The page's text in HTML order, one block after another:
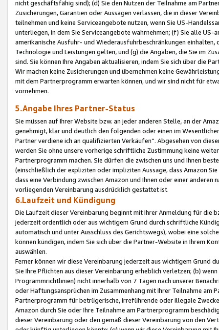
nicht geschäftsfähig sind); (d) Sie den Nutzen der Teilnahme am
Zusicherungen, Garantien oder Aussagen verlassen, die in dieser
teilnehmen und keine Serviceangebote nutzen, wenn Sie US-
unterliegen, in dem Sie Serviceangebote wahrnehmen; (f) Sie alle
amerikanische Ausfuhr- und Wiederausfuhrbeschränkungen
Technologie und Leistungen gelten, und (g) die Angaben, die Sie im
sind. Sie können Ihre Angaben aktualisieren, indem Sie sich über die
Wir machen keine Zusicherungen und übernehmen keine
mit dem Partnerprogramm erwarten können, und wir sind nicht für
vornehmen.
5.Angabe Ihres Partner-Status
Sie müssen auf Ihrer Website bzw. an jeder anderen Stelle, an der
genehmigt, klar und deutlich den folgenden oder einen im
Partner verdiene ich an qualifizierten Verkäufen“. Abgesehen von
werden Sie ohne unsere vorherige schriftliche Zustimmung keine
Partnerprogramm machen. Sie dürfen die zwischen uns und Ihnen
(einschließlich der expliziten oder impliziten Aussage, dass Amazon
dass eine Verbindung zwischen Amazon und Ihnen oder einer
vorliegenden Vereinbarung ausdrücklich gestattet ist.
6.Laufzeit und Kündigung
Die Laufzeit dieser Vereinbarung beginnt mit Ihrer Anmeldung für die
jederzeit ordentlich oder aus wichtigem Grund durch schriftliche
automatisch und unter Ausschluss des Gerichtswegs), wobei eine
können kündigen, indem Sie sich über die Partner-Website in Ihrem
auswählen.
Ferner können wir diese Vereinbarung jederzeit aus wichtigem Grund
Sie Ihre Pflichten aus dieser Vereinbarung erheblich verletzen; (b)
Programmrichtlinien) nicht innerhalb von 7 Tagen nach unserer
oder Haftungsansprüchen im Zusammenhang mit Ihrer Teilnahme am
Partnerprogramm für betrügerische, irreführende oder illegale
Amazon durch Sie oder Ihre Teilnahme am Partnerprogramm
dieser Vereinbarung oder den gemäß dieser Vereinbarung von den